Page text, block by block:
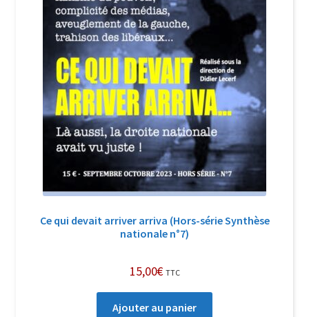
Ce qui devait arriver arriva (Hors-série Synthèse
nationale n°7)
15,00€ TTC
Ajouter au panier